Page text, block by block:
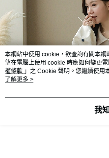
本網站中使用 cookie，欲查詢有關本
望在電腦上使用 cookie 時應如何變更
權條款 」之 Cookie 聲明。您繼續使用
用條款之 Cookie 聲明使用 cookie。
了解更多 >
我